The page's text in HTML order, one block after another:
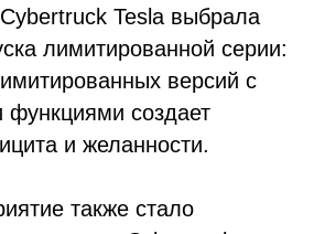
Tesla выбрала
лимитированной серии:
версий с
функциями создает
и желанности.
также стало